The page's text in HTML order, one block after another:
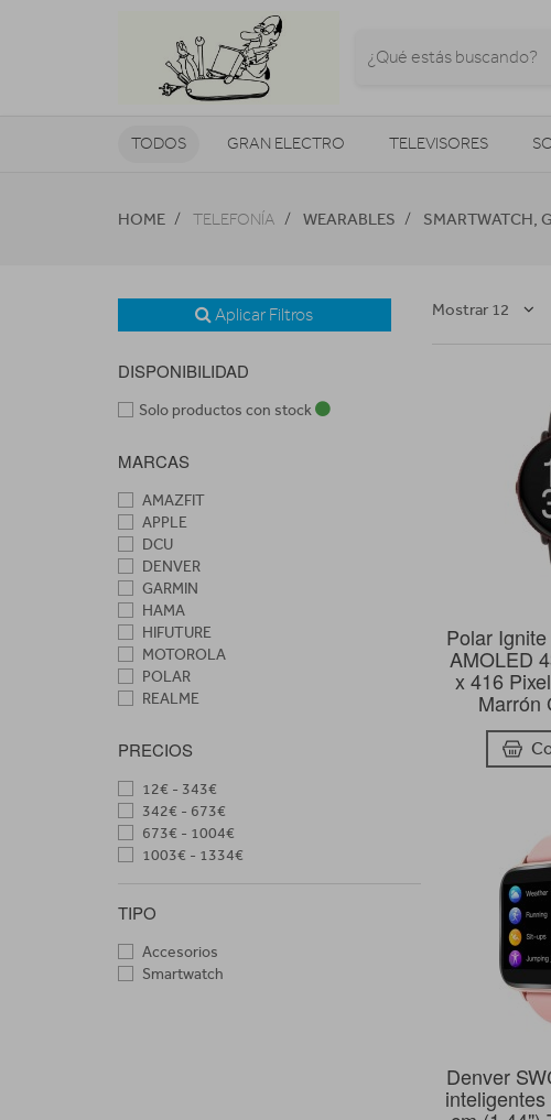
TODOS GRAN ELECTRO TELEVISORES
HOME TELEFONÍA WEARABLES SMARTWATCH,
Aplicar Filtros
DISPONIBILIDAD
Solo productos con stock
MARCAS
AMAZFIT
APPLE
DCU
DENVER
GARMIN
HAMA
HIFUTURE
MOTOROLA
POLAR
REALME
SUUNTO
PRECIOS
12€ - 343€
342€ - 673€
673€ - 1004€
1003€ - 1334€
TIPO
Accesorios
Smartwatch
Mostrar 12
Polar
AMOLED
x 416
Marrón
Denver